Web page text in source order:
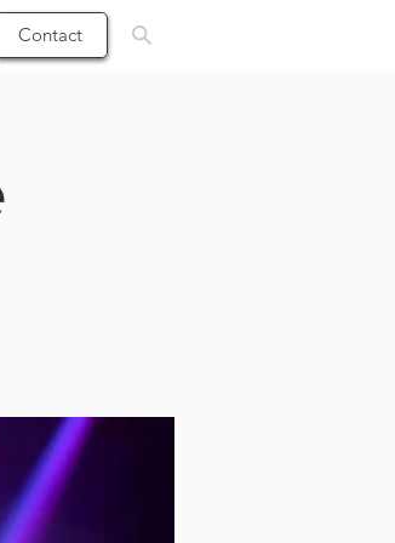
Contact